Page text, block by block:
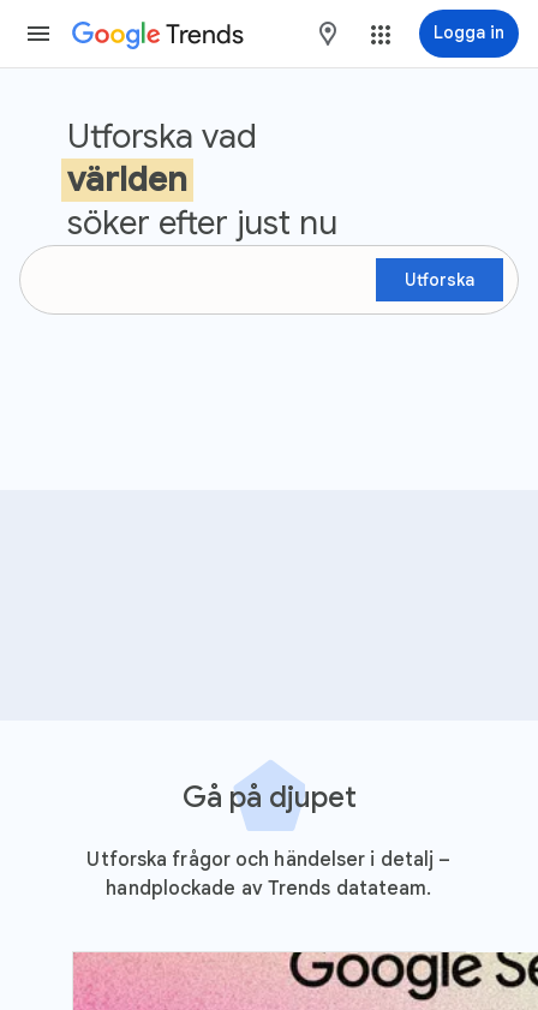
Trends maps Logga in
Utforska vad
världen
söker efter just nu
Utforska
Gå på djupet
Utforska frågor och händelser i detalj –
handplockade av Trends datateam.